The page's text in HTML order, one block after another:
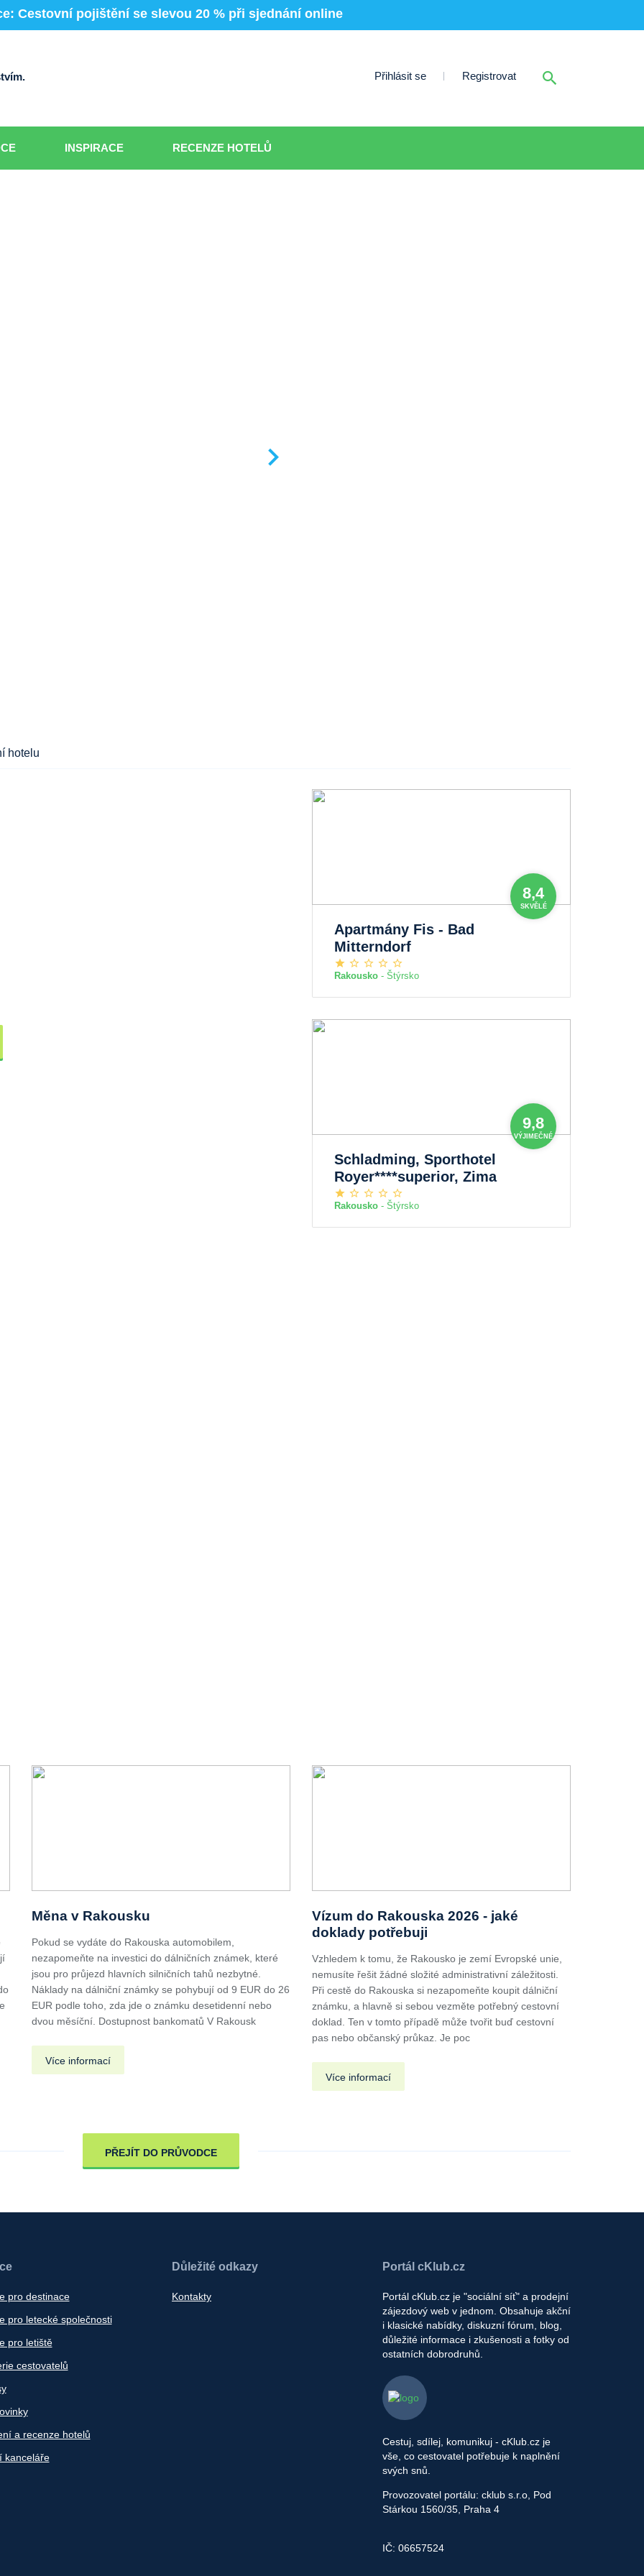
Cestovní pojištění se slevou 20 % při sjednání online
Přihlásit se Registrovat
INSPIRACE RECENZE HOTELŮ
hotelu
8,4
SKVĚLÉ
Apartmány Fis - Bad
Mitterndorf
Rakousko - Štýrsko
9,8
VÝJIMEČNÉ
Schladming, Sporthotel
Royer****superior, Zima
Rakousko - Štýrsko
Měna v Rakousku
Pokud se vydáte do Rakouska automobilem,
nezapomeňte na investici do dálničních známek, které
jsou pro průjezd hlavních silničních tahů nezbytné.
Náklady na dálniční známky se pohybují od 9 EUR do 26
EUR podle toho, zda jde o známku desetidenní nebo
dvou měsíční. Dostupnost bankomatů V Rakousk
Více informací
Vízum do Rakouska 2026 - jaké
doklady potřebuji
Vzhledem k tomu, že Rakousko je zemí Evropské unie,
nemusíte řešit žádné složité administrativní záležitosti.
Při cestě do Rakouska si nezapomeňte koupit dálniční
známku, a hlavně si sebou vezměte potřebný cestovní
doklad. Ten v tomto případě může tvořit buď cestovní
pas nebo občanský průkaz. Je poc
Více informací
PŘEJÍT DO PRŮVODCE
pro destinace
pro letecké společnosti
pro letiště
cestovatelů
a recenze hotelů
kanceláře
Důležité odkazy
Kontakty
Portál cKlub.cz
Portál cKlub.cz je "sociální síť" a prodejní
zájezdový web v jednom. Obsahuje akční
i klasické nabídky, diskuzní fórum, blog,
důležité informace i zkušenosti a fotky od
ostatních dobrodruhů.
Cestuj, sdílej, komunikuj - cKlub.cz je
vše, co cestovatel potřebuje k naplnění
svých snů.
Provozovatel portálu: cklub s.r.o, Pod
Stárkou 1560/35, Praha 4
IČ: 06657524